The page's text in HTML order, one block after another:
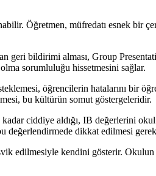
Öğretmen, müfredatı esnek bir
geri bildirimi alması, Group
sorumluluğu hissetmesini sağlar.
öğrencilerin hatalarını bir
bu kültürün somut göstergeleridir.
ciddiye aldığı, IB değerlerini
dikkat edilmesi
edilmesiyle kendini gösterir. Okulun